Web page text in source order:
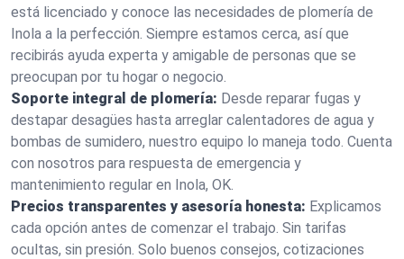
está licenciado y conoce las necesidades de plomería de
Inola a la perfección. Siempre estamos cerca, así que
recibirás ayuda experta y amigable de personas que se
preocupan por tu hogar o negocio.
Soporte integral de plomería: Desde reparar fugas y
destapar desagües hasta arreglar calentadores de agua y
bombas de sumidero, nuestro equipo lo maneja todo. Cuenta
con nosotros para respuesta de emergencia y
mantenimiento regular en Inola, OK.
Precios transparentes y asesoría honesta: Explicamos
cada opción antes de comenzar el trabajo. Sin tarifas
ocultas, sin presión. Solo buenos consejos, cotizaciones